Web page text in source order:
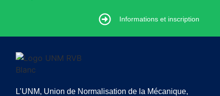
Informations et inscription
L’UNM, Union de Normalisation de la Mécanique,